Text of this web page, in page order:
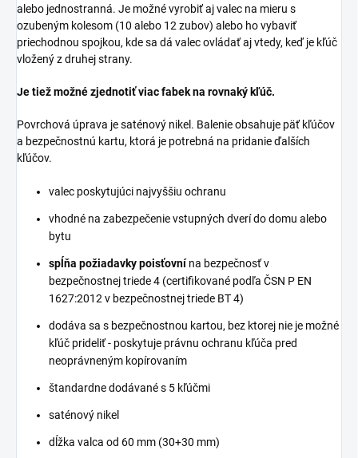
alebo jednostranná. Je možné vyrobiť aj valec na mieru s
ozubeným kolesom (10 alebo 12 zubov) alebo ho vybaviť
priechodnou spojkou, kde sa dá valec ovládať aj vtedy, keď je kľúč
vložený z druhej strany.
Je tiež možné zjednotiť viac fabek na rovnaký kľúč.
Povrchová úprava je saténový nikel. Balenie obsahuje päť kľúčov
a bezpečnostnú kartu, ktorá je potrebná na pridanie ďalších
kľúčov.
valec poskytujúci najvyššiu ochranu
vhodné na zabezpečenie vstupných dverí do domu alebo
bytu
spĺňa požiadavky poisťovnína bezpečnosť v
bezpečnostnej triede 4 (certifikované podľa ČSN P EN
1627:2012 v bezpečnostnej triede BT 4)
dodáva sa s bezpečnostnou kartou, bez ktorej nie je možné
kľúč prideliť - poskytuje právnu ochranu kľúča pred
neoprávneným kopírovaním
štandardne dodávané s 5 kľúčmi
saténový nikel
dĺžka valca od 60 mm (30+30 mm)